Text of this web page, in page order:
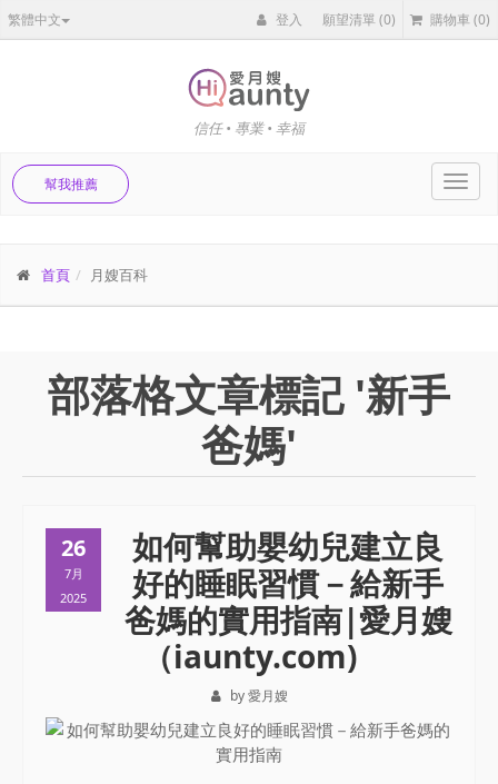
繁體中文 登入 願望清單(0) 購物車 (0)
信任 • 專業 • 幸福
幫我推薦
首頁 月嫂百科
部落格文章標記 '新手
爸媽'
26
7月
2025
如何幫助嬰幼兒建立良
好的睡眠習慣－給新手
爸媽的實用指南|愛月嫂
（iaunty.com)
by 愛月嫂